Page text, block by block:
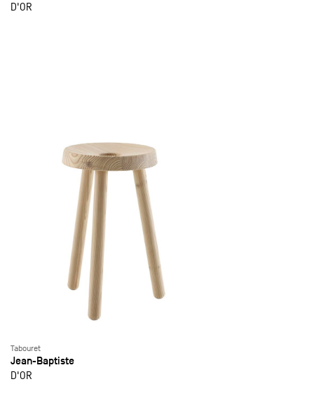
D'OR
Tabouret
Jean-Baptiste
D'OR